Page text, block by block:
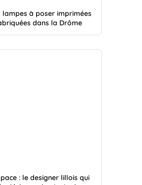
lampes à poser imprimées
dans la Drôme
: le designer lillois qui